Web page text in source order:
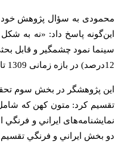
محمودی به سؤال پژوهش خود
این‌گونه پاسخ داد: «نه به
12درصد) در بازه زمانی 1309 تا 1357 اقتباسی‌اند.»
این پژوهشگر در بخش سوم
تقسیم کرد: متون كهن که
نمایشنامه‌های ايراني و
دو بخش ايراني و فرنگي